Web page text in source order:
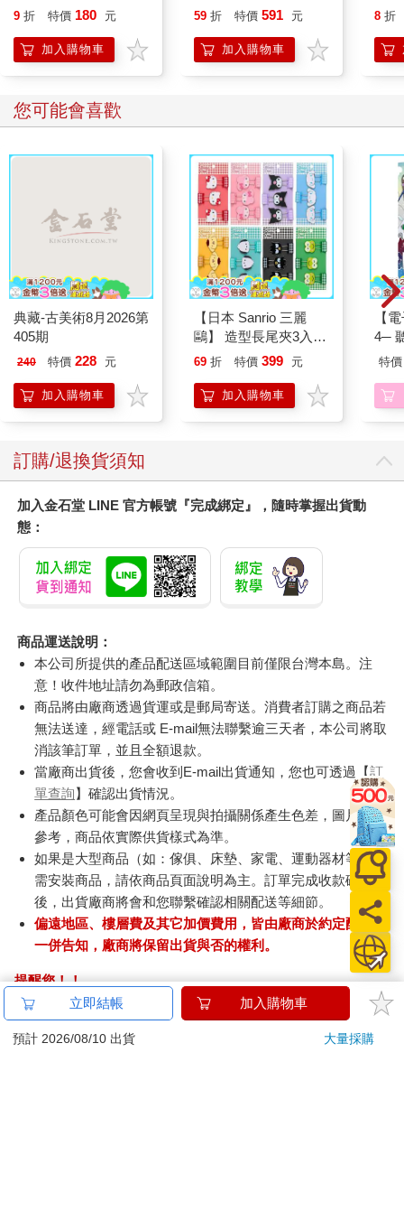
9 折 特價 180 元
加入購物車
450公克-10包組
59 折 特價 591 元
加入購物車
8 折
您可能會喜歡
典藏-古美術8月2026第
405期
240 特價 228 元
加入購物車
【日本 Sanrio 三麗
鷗】 造型長尾夾3入組
(8款可選) 凱蒂貓 Hello
企鵝
69 折 特價 399 元
加入購物車
【
4─
期
特價
訂購/退換貨須知
加入金石堂 LINE 官方帳號『完成綁定』，隨時掌握出貨動
態：
商品運送說明：
本公司所提供的產品配送區域範圍目前僅限台灣本島。注
意！收件地址請勿為郵政信箱。
商品將由廠商透過貨運或是郵局寄送。消費者訂購之商品若
無法送達，經電話或 E-mail無法聯繫逾三天者，本公司將取
消該筆訂單，並且全額退款。
當廠商出貨後，您會收到E-mail出貨通知，您也可透過【訂
單查詢】確認出貨情況。
產品顏色可能會因網頁呈現與拍攝關係產生色差，圖片僅供
參考，商品依實際供貨樣式為準。
如果是大型商品（如：傢俱、床墊、家電、運動器材等）及
需安裝商品，請依商品頁面說明為主。訂單完成收款確認
後，出貨廠商將會和您聯繫確認相關配送等細節。
偏遠地區、樓層費及其它加價費用，皆由廠商於約定配送時
一併告知，廠商將保留出貨與否的權利。
提醒您！！
金石堂及銀行均不會請您操作ATM! 如接獲電話要求您前往
ATM提款機，請不要聽從指示，以免受騙上當！
立即結帳 加入購物車
預計 2026/08/10 出貨 大量採購